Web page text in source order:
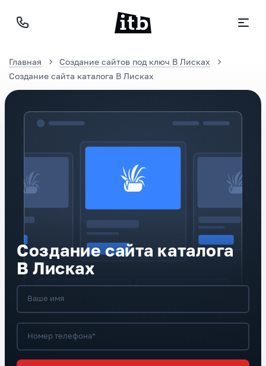
Главная
Создание сайтов под ключ В Лисках
Создание сайта каталога В Лисках
Создание сайта каталога
В Лисках
Ваше имя
Номер телефона*